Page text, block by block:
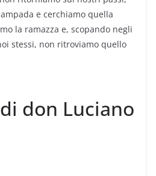
e cerchiamo quella
la ramazza e, scopando negli
stessi, non ritroviamo quello
don Luciano